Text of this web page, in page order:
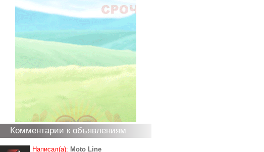
Комментарии к объявлениям
Написал(а): Moto Line